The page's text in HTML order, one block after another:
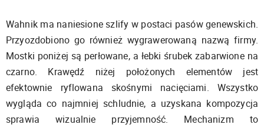
Wahnik ma naniesione szlify w postaci pasów genewskich.
Przyozdobiono go również wygrawerowaną nazwą firmy.
Mostki poniżej są perłowane, a łebki śrubek zabarwione na
czarno. Krawędź niżej położonych elementów jest
efektownie ryflowana skośnymi nacięciami. Wszystko
wygląda co najmniej schludnie, a uzyskana kompozycja
sprawia wizualnie przyjemność. Mechanizm to